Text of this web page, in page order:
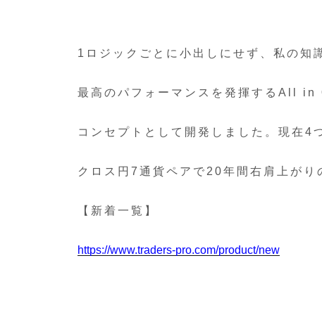
1ロジックごとに小出しにせず、私の知
最高のパフォーマンスを発揮するAll in
コンセプトとして開発しました。現在4
クロス円7通貨ペアで20年間右肩上がり
【新着一覧】
https://www.traders-pro.com/product/new